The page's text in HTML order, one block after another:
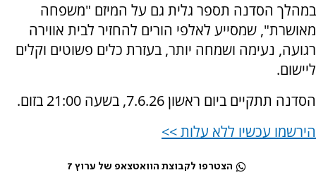
במהלך הסדנה תספר גלית גם על המיזם "משפחה
מאושרת", שמסייע לאלפי הורים להחזיר לבית אווירה
רגועה, נעימה ושמחה יותר, בעזרת כלים פשוטים וקלים
ליישום.
הסדנה תתקיים ביום ראשון 7.6.26, בשעה 21:00 בזום.
הירשמו עכשיו ללא עלות >>
הצטרפו לקבוצת הוואטצאפ של ערוץ 7